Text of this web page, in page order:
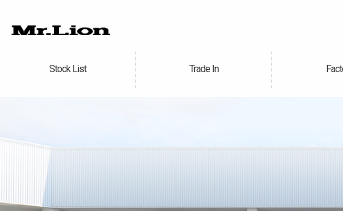
Stock List
在庫車情報 Trade In
買取無料査定 自社